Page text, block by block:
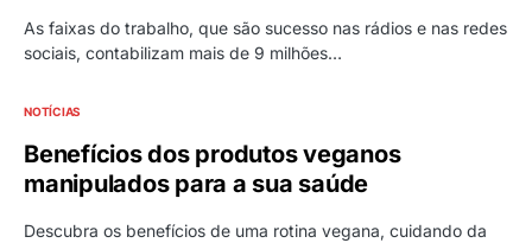
As faixas do trabalho, que são sucesso nas rádios e nas redes
sociais, contabilizam mais de 9 milhões…
NOTÍCIAS
Benefícios dos produtos veganos
manipulados para a sua saúde
Descubra os benefícios de uma rotina vegana, cuidando da